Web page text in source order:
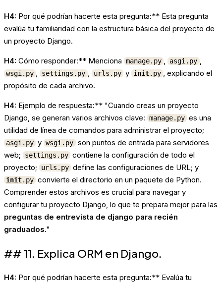
H4: Por qué podrían hacerte esta pregunta:** Esta pregunta
evalúa tu familiaridad con la estructura básica del proyecto de
un proyecto Django.
H4: Cómo responder:** Menciona manage.py , asgi.py ,
wsgi.py , settings.py , urls.py y init.py , explicando el
propósito de cada archivo.
H4: Ejemplo de respuesta:** "Cuando creas un proyecto
Django, se generan varios archivos clave: manage.py es una
utilidad de línea de comandos para administrar el proyecto;
asgi.py y wsgi.py son puntos de entrada para servidores
web;
settings.py contiene la configuración de todo el
proyecto;
urls.py define las configuraciones de URL; y
init.py convierte el directorio en un paquete de Python.
Comprender estos archivos es crucial para navegar y
configurar tu proyecto Django, lo que te prepara mejor para las
preguntas de entrevista de django para recién
graduados."
## 11. Explica ORM en Django.
H4: Por qué podrían hacerte esta pregunta:** Evalúa tu